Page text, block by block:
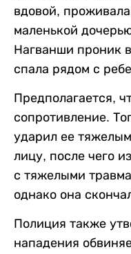
вдовой,
маленькой
Нагванши проник
спала рядом с
Предполагается,
сопротивление.
ударил ее
лицу, после чего
с тяжелыми
однако она
Полиция также
нападения